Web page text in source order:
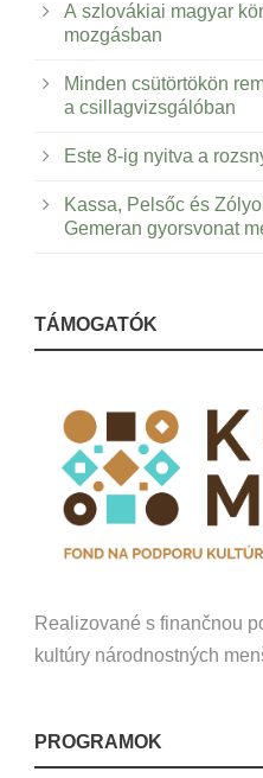
A szlovákiai magyar
mozgásban
Minden csütörtökön
a csillagvizsgálóban
Este 8-ig nyitva a
Kassa, Pelsőc és
Gemeran gyorsvonat
TÁMOGATÓK
Realizované s finančnou
kultúry národnostných
PROGRAMOK